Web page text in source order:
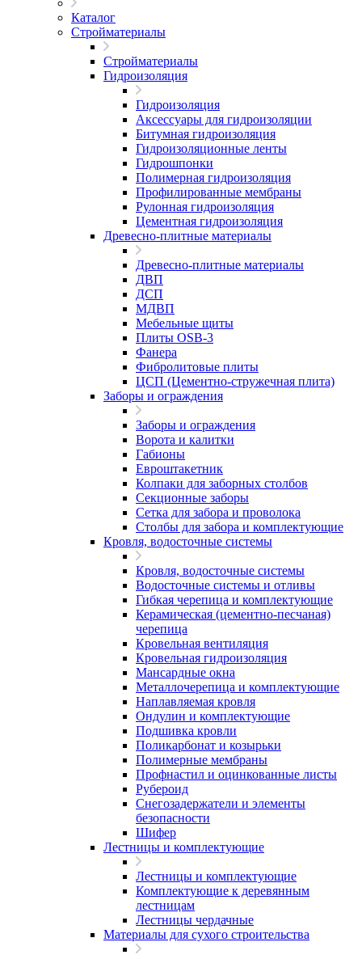
Каталог
Стройматериалы
Стройматериалы
Гидроизоляция
Гидроизоляция
Аксессуары для гидроизоляции
Битумная гидроизоляция
Гидроизоляционные ленты
Гидрошпонки
Полимерная гидроизоляция
Профилированные мембраны
Рулонная гидроизоляция
Цементная гидроизоляция
Древесно-плитные материалы
Древесно-плитные материалы
ДВП
ДСП
МДВП
Мебельные щиты
Плиты OSB-3
Фанера
Фибролитовые плиты
ЦСП (Цементно-стружечная плита)
Заборы и ограждения
Заборы и ограждения
Ворота и калитки
Габионы
Евроштакетник
Колпаки для заборных столбов
Секционные заборы
Сетка для забора и проволока
Столбы для забора и комплектующие
Кровля, водосточные системы
Кровля, водосточные системы
Водосточные системы и отливы
Гибкая черепица и комплектующие
Керамическая (цементно-песчаная)
черепица
Кровельная вентиляция
Кровельная гидроизоляция
Мансардные окна
Металлочерепица и комплектующие
Наплавляемая кровля
Ондулин и комплектующие
Подшивка кровли
Поликарбонат и козырьки
Полимерные мембраны
Профнастил и оцинкованные листы
Рубероид
Снегозадержатели и элементы
безопасности
Шифер
Лестницы и комплектующие
Лестницы и комплектующие
Комплектующие к деревянным
лестницам
Лестницы чердачные
Материалы для сухого строительства